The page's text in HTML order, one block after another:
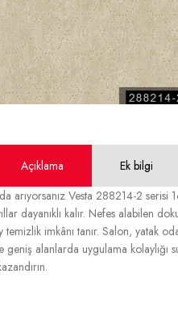
tıklayın
Açıklama Ek bilgi
arıyorsanız Vesta 288214-2 serisi
dayanıklı kalır. Nefes alabilen
imkânı tanır. Salon, yatak
geniş alanlarda uygulama kolaylığı